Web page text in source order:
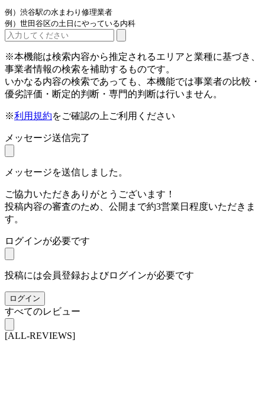
例）渋谷駅の水まわり修理業者
例）世田谷区の土日にやっている内科
※本機能は検索内容から推定されるエリアと業種に基づき、
事業者情報の検索を補助するものです。
いかなる内容の検索であっても、本機能では事業者の比較・
優劣評価・断定的判断・専門的判断は行いません。
※利用規約をご確認の上ご利用ください
メッセージ送信完了
メッセージを送信しました。
ご協力いただきありがとうございます！
投稿内容の審査のため、公開まで約3営業日程度いただきま
す。
ログインが必要です
投稿には会員登録およびログインが必要です
ログイン
すべてのレビュー
[ALL-REVIEWS]